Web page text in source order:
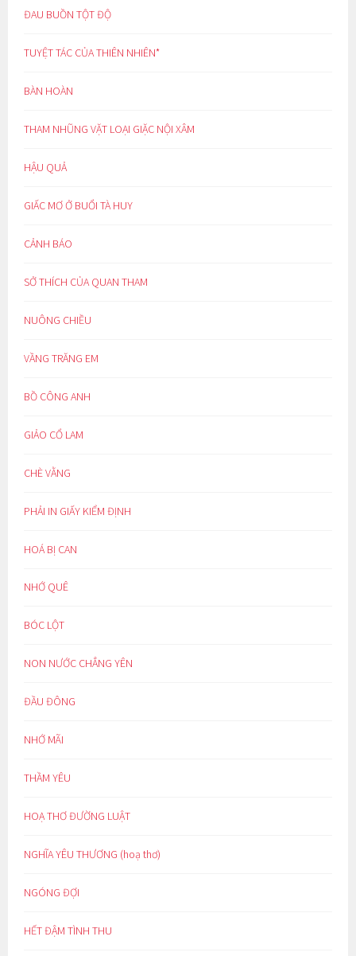
ĐAU BUỒN TỘT ĐỘ
TUYỆT TÁC CỦA THIÊN NHIÊN*
BÀN HOÀN
THAM NHŨNG VẶT LOẠI GIẶC NỘI XÂM
HẬU QUẢ
GIẤC MƠ Ở BUỔI TÀ HUY
CẢNH BÁO
SỞ THÍCH CỦA QUAN THAM
NUÔNG CHIỀU
VẦNG TRĂNG EM
BỒ CÔNG ANH
GIẢO CỔ LAM
CHÈ VẰNG
PHẢI IN GIẤY KIỂM ĐỊNH
HOÁ BỊ CAN
NHỚ QUÊ
BÓC LỘT
NON NƯỚC CHẲNG YÊN
ĐẦU ĐÔNG
NHỚ MÃI
THẦM YÊU
HOẠ THƠ ĐƯỜNG LUẬT
NGHĨA YÊU THƯƠNG (hoạ thơ)
NGÓNG ĐỢI
HẾT ĐẬM TÌNH THU